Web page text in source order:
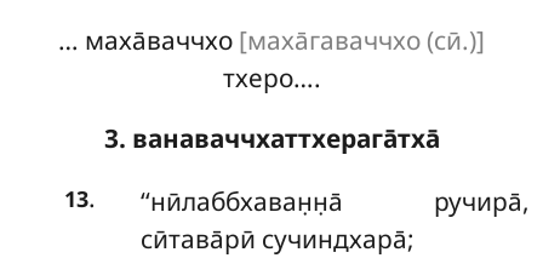
… маха̄ваччхо [маха̄гаваччхо (сӣ.)]
тхеро….
3. ванаваччхаттхерага̄тха̄
13. ‘‘нӣлаббхаван̣н̣а̄ ручира̄,
сӣтава̄рӣ сучиндхара̄;